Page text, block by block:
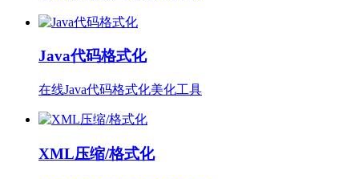
Java代码格式化
在线Java代码格式化美化工具
XML压缩/格式化